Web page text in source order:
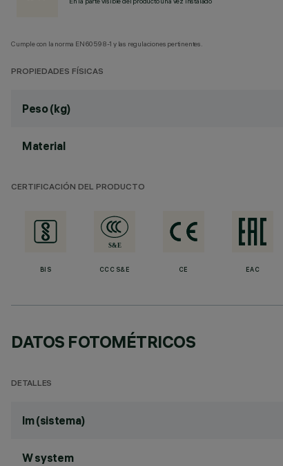
Cumple con la norma EN60598-1 y las regulaciones pertinentes.
PROPIEDADES FÍSICAS
Peso (kg)
Material
CERTIFICACIÓN DEL PRODUCTO
BIS CCC S&E CE EAC
DATOS FOTOMÉTRICOS
DETALLES
lm (sistema)
W system